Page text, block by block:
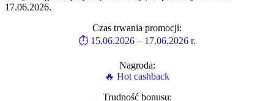
Czas trwania promocji:
⏱ 15.06.2026 – 17.06.2026 r.
Nagroda:
🔥 Hot cashback
Trudność bonusu: